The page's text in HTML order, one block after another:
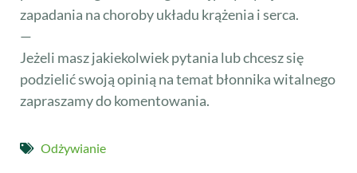
zapadania na choroby układu krążenia i serca.
—
Jeżeli masz jakiekolwiek pytania lub chcesz się
podzielić swoją opinią na temat błonnika witalnego
zapraszamy do komentowania.
Odżywianie